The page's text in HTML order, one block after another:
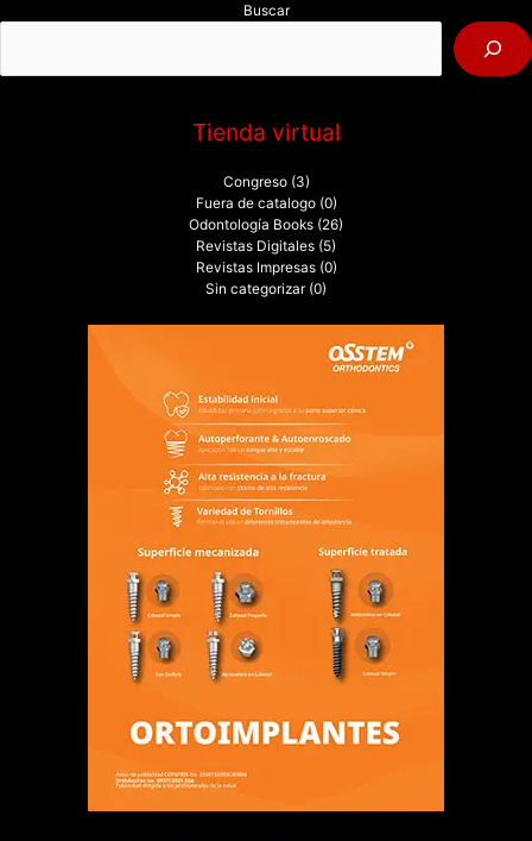
o
:
Buscar
Tienda virtual
Congreso (3)
Fuera de catalogo (0)
Odontología Books (26)
Revistas Digitales (5)
Revistas Impresas (0)
Sin categorizar (0)